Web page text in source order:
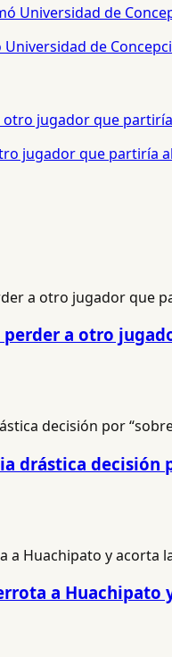
de
jugador que partiría
perder a otro
decisión
a Huachipato